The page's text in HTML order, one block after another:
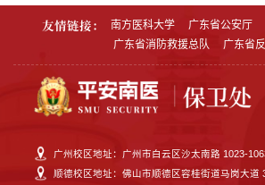
友情链接： 南方医科大学 广东省公安厅
广东省消防救援总队
广东省
广州校区地址：广州市白云区沙太南路 1023-
顺德校区地址：佛山市顺德区容桂街道马岗大道